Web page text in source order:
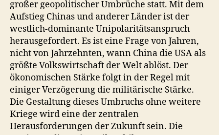
großer geopolitischer Umbrüche statt. Mit dem
Aufstieg Chinas und anderer Länder ist der
westlich-dominante Unipolaritätsanspruch
herausgefordert. Es ist eine Frage von Jahren,
nicht von Jahrzehnten, wann China die USA als
größte Volkswirtschaft der Welt ablöst. Der
ökonomischen Stärke folgt in der Regel mit
einiger Verzögerung die militärische Stärke.
Die Gestaltung dieses Umbruchs ohne weitere
Kriege wird eine der zentralen
Herausforderungen der Zukunft sein. Die